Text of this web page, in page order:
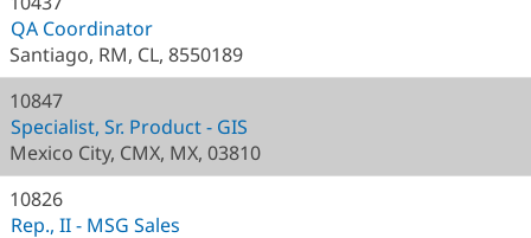
QA Coordinator
Santiago, RM, CL, 8550189
10847
Specialist, Sr. Product - GIS
Mexico City, CMX, MX, 03810
10826
Rep., II - MSG Sales